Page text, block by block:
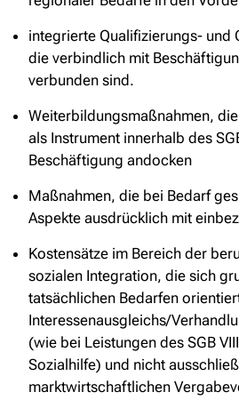
integrierte Qualifizierungs- und
die verbindlich mit
verbunden sind.
Weiterbildungsmaßnahmen,
als Instrument innerhalb des
Beschäftigung andocken
Maßnahmen, die bei Bedarf
Aspekte ausdrücklich mit
Kostensätze im Bereich der
sozialen Integration, die sich
tatsächlichen Bedarfen
Interessenausgleichs/
(wie bei Leistungen des SGB
Sozialhilfe) und nicht
marktwirtschaftlichen